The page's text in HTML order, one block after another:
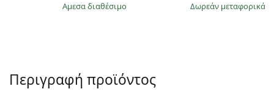
άμεσα διαθέσιμο Δωρεάν μεταφορικά
Περιγραφή προϊόντος